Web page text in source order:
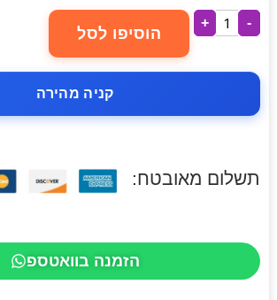
-
+
הוסיפו לסל
קניה מהירה
תשלום מאובטח:
הזמנה בוואטספ